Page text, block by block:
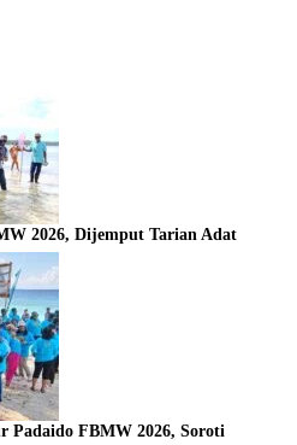
2026, Dijemput Tarian Adat
Padaido FBMW 2026, Soroti